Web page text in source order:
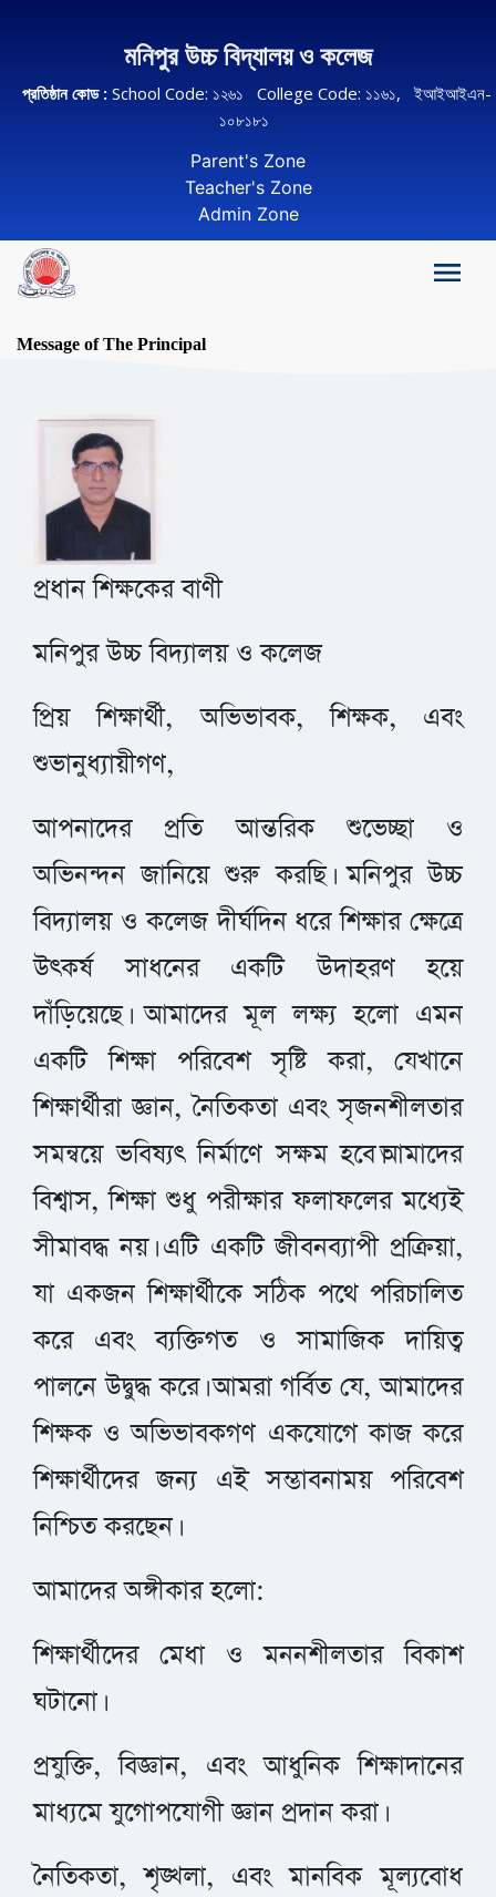
মনিপুর উচ্চ বিদ্যালয় ও কলেজ
প্রতিষ্ঠান কোড : School Code: ১২৬১ College Code: ১১৬১, ইআইআইএন-
১০৮১৮১
Parent's Zone
Teacher's Zone
Admin Zone
Message of The Principal
প্রধান শিক্ষকের বাণী
মনিপুর উচ্চ বিদ্যালয় ও কলেজ
প্রিয় শিক্ষার্থী, অভিভাবক, শিক্ষক, এবং
শুভানুধ্যায়ীগণ,
আপনাদের প্রতি আন্তরিক শুভেচ্ছা ও
অভিনন্দন জানিয়ে শুরু করছি। মনিপুর উচ্চ
বিদ্যালয় ও কলেজ দীর্ঘদিন ধরে শিক্ষার ক্ষেত্রে
উৎকর্ষ সাধনের একটি উদাহরণ হয়ে
দাঁড়িয়েছে। আমাদের মূল লক্ষ্য হলো এমন
একটি শিক্ষা পরিবেশ সৃষ্টি করা, যেখানে
শিক্ষার্থীরা জ্ঞান, নৈতিকতা এবং সৃজনশীলতার
সমন্বয়ে ভবিষ্যৎ নির্মাণে সক্ষম হবে।আমাদের
বিশ্বাস, শিক্ষা শুধু পরীক্ষার ফলাফলের মধ্যেই
সীমাবদ্ধ নয়। এটি একটি জীবনব্যাপী প্রক্রিয়া,
যা একজন শিক্ষার্থীকে সঠিক পথে পরিচালিত
করে এবং ব্যক্তিগত ও সামাজিক দায়িত্ব
পালনে উদ্বুদ্ধ করে। আমরা গর্বিত যে, আমাদের
শিক্ষক ও অভিভাবকগণ একযোগে কাজ করে
শিক্ষার্থীদের জন্য এই সম্ভাবনাময় পরিবেশ
নিশ্চিত করছেন।
আমাদের অঙ্গীকার হলো:
শিক্ষার্থীদের মেধা ও মননশীলতার বিকাশ
ঘটানো।
প্রযুক্তি, বিজ্ঞান, এবং আধুনিক শিক্ষাদানের
মাধ্যমে যুগোপযোগী জ্ঞান প্রদান করা।
নৈতিকতা, শৃঙ্খলা, এবং মানবিক মূল্যবোধ